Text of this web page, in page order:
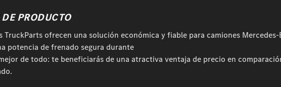
PRODUCTO
TruckParts ofrecen una solución económica y fiable para camiones Mercedes-
potencia de frenado segura durante
de todo: te beneficiarás de una atractiva ventaja de precio en